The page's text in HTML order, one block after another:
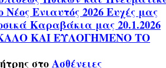
Νέος Ενιαυτός 2026 Ευχές μας
Καραβάκια μας 20.1.2026
ΚΑΙ ΕΥΛΟΓΗΜΕΝΟ ΤΟ
στοΑσθένειες